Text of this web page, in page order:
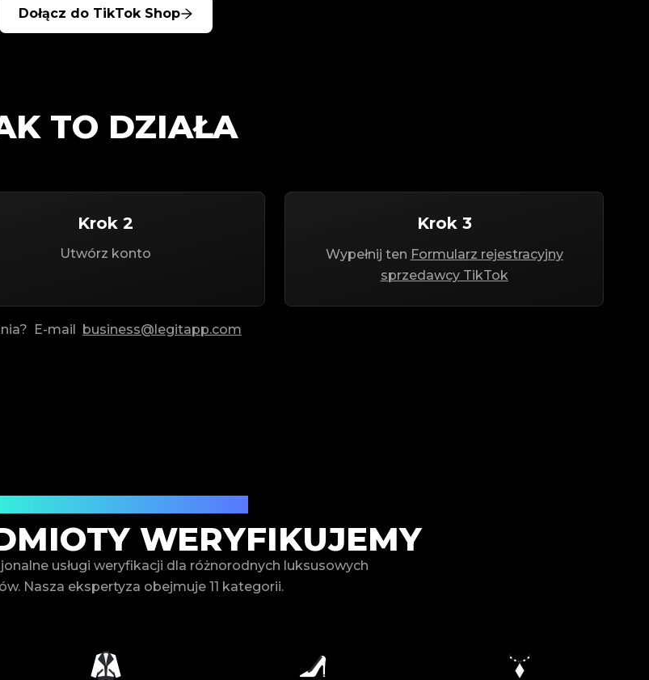
Dołącz do TikTok Shop
TO DZIAŁA
Krok 2
Utwórz konto
Krok 3
Wypełnij ten Formularz rejestracyjny
sprzedawcy TikTok
E-mail business@legitapp.com
WERYFIKUJEMY
usługi weryfikacji dla różnorodnych luksusowych
Nasza ekspertyza obejmuje 11 kategorii.